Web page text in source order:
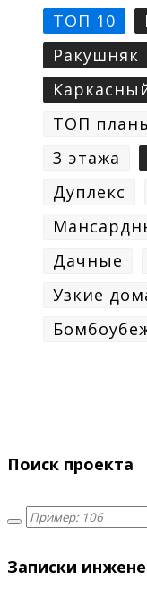
ТОП 10
Ракушняк
ТОП
3 этажа
Дуплекс
Дачные
Узкие
Поиск проекта
Записки